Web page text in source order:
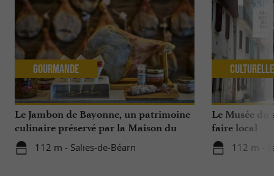
Le Jambon de Bayonne, un patrimoine
culinaire préservé par la Maison du
Jambon de Bayonne et La Saline de
Salies-de-Béarn
112 m - Salies-de-Béarn
Gourmande
Le Musée du
faire local
112 m -
Culturelle